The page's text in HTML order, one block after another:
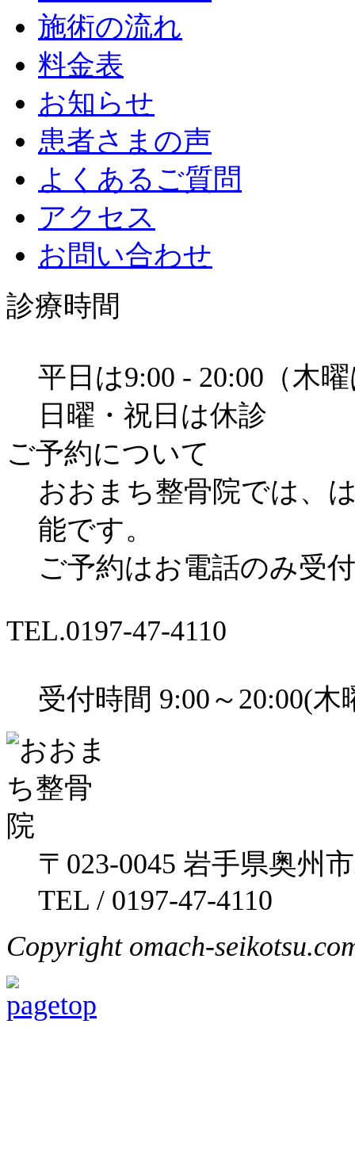
施術の流れ
料金表
お知らせ
患者さまの声
よくあるご質問
アクセス
お問い合わせ
診療時間
平日は9:00 - 20:00（木
日曜・祝日は休診
ご予約について
おおまち整骨院では、
能です。
ご予約はお電話のみ受
TEL.0197-47-4110
受付時間 9:00～20:00(
〒023-0045 岩手県奥州
TEL / 0197-47-4110
Copyright omach-